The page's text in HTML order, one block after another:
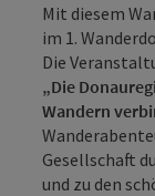
Mit diesem
im 1.
Die
„Die
Wandern
Gesellschaft
und zu den